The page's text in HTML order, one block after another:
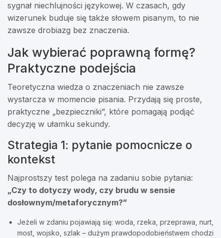
sygnał niechlujności językowej. W czasach, gdy
wizerunek buduje się także słowem pisanym, to nie
zawsze drobiazg bez znaczenia.
Jak wybierać poprawną formę?
Praktyczne podejścia
Teoretyczna wiedza o znaczeniach nie zawsze
wystarcza w momencie pisania. Przydają się proste,
praktyczne „bezpieczniki”, które pomagają podjąć
decyzję w ułamku sekundy.
Strategia 1: pytanie pomocnicze o
kontekst
Najprostszy test polega na zadaniu sobie pytania:
„Czy to dotyczy wody, czy brudu w sensie
dosłownym/metaforycznym?”
Jeżeli w zdaniu pojawiają się: woda, rzeka, przeprawa, nurt,
most, wojsko, szlak – dużym prawdopodobieństwem chodzi